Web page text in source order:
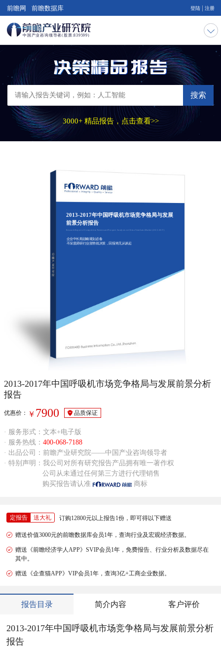
前瞻网 前瞻数据库 登陆 注册
搜索
3000+ 精品报告，点击查看>>
2013-2017年中国呼吸机市场竞争格局与发展
前景分析报告
Research Report of Competition Pattern and Prospect Analysis on China Ventilator Market (2013-2017)
企业中长期战略规划必备
不深度调研行业形势就决策，回报将无从谈起
2013-2017年中国呼吸机市场竞争格局与发展前景分析
报告
优惠价： ￥ 7900 品质保证
· 服务形式：文本+电子版
· 服务热线： 400-068-7188
· 出品公司：前瞻产业研究院——中国产业咨询领导者
· 特别声明：我公司对所有研究报告产品拥有唯一著作权
公司从未通过任何第三方进行代理销售
购买报告请认准
商标
定报告 送大礼 订购12800元以上报告1份，即可得以下赠送
赠送价值3000元的前瞻数据库会员1年，查询行业及宏观经济数据。
赠送《前瞻经济学人APP》SVIP会员1年，免费报告、行业分析及数据尽在
其中。
赠送《企查猫APP》VIP会员1年，查询3亿+工商企业数据。
报告目录 简介内容 客户评价
2013-2017年中国呼吸机市场竞争格局与发展前景分析
报告